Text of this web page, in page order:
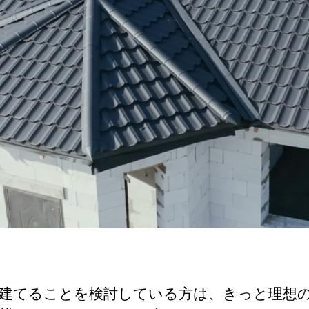
てることを検討している方は、きっと理想